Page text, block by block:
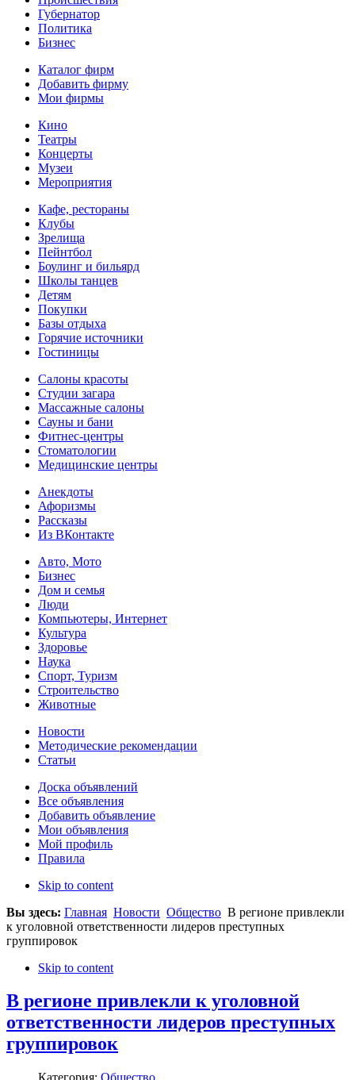
Губернатор
Политика
Бизнес
Каталог фирм
Добавить фирму
Мои фирмы
Кино
Театры
Концерты
Музеи
Мероприятия
Кафе, рестораны
Клубы
Зрелища
Пейнтбол
Боулинг и бильярд
Школы танцев
Детям
Покупки
Базы отдыха
Горячие источники
Гостиницы
Салоны красоты
Студии загара
Массажные салоны
Сауны и бани
Фитнес-центры
Стоматологии
Медицинские центры
Анекдоты
Афоризмы
Рассказы
Из ВКонтакте
Авто, Мото
Бизнес
Дом и семья
Люди
Компьютеры, Интернет
Культура
Здоровье
Наука
Спорт, Туризм
Строительство
Животные
Новости
Методические рекомендации
Статьи
Доска объявлений
Все объявления
Добавить объявление
Мои объявления
Мой профиль
Правила
Skip to content
Вы здесь: Главная Новости Общество В регионе привлекли
к уголовной ответственности лидеров преступных
группировок
Skip to content
В регионе привлекли к уголовной
ответственности лидеров преступных
группировок